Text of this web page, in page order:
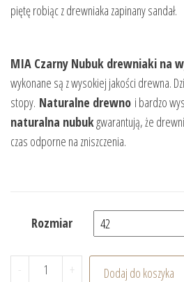
piętę robiąc z drewniaka zapinany sandał.
MIA Czarny Nubuk drewniaki na
wykonane są z wysokiej jakości drewna.
stopy. Naturalne drewno i bardzo
naturalna nubukgwarantują, że
czas odporne na zniszczenia.
Rozmiar
- ilość MIA Czarny Nubuk
+ Dodaj do koszyka